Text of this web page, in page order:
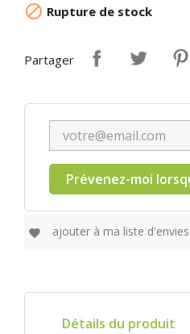
 Rupture de stock
Partager
Prévenez-moi
favorite ajouter à ma liste d'envies
Détails du produit